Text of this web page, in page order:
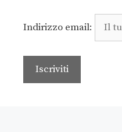
Indirizzo email: